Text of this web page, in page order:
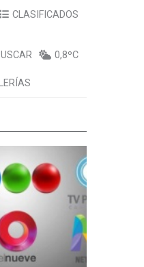
CLASIFICADOS
0,8ºC